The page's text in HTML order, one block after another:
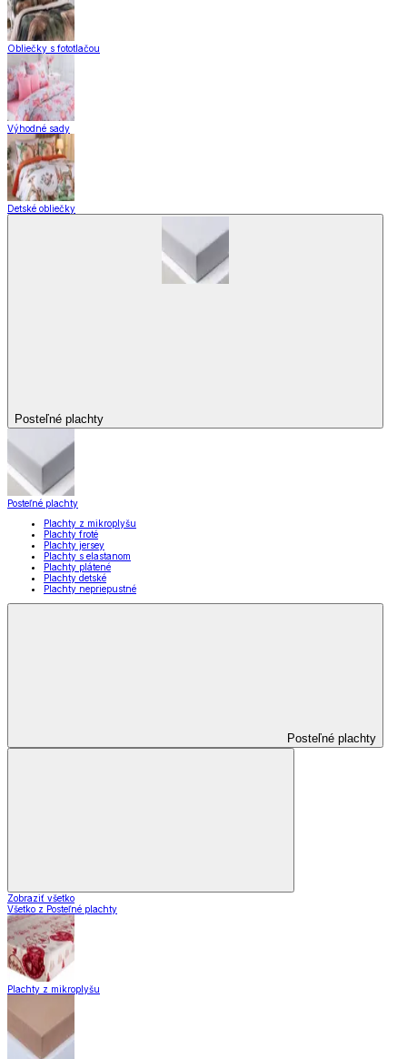
Obliečky s fototlačou
Výhodné sady
Detské obliečky
Posteľné plachty
Posteľné plachty
Plachty z mikroplyšu
Plachty froté
Plachty jersey
Plachty s elastanom
Plachty plátené
Plachty detské
Plachty nepriepustné
Posteľné plachty
Zobraziť všetko
Všetko z Posteľné plachty
Plachty z mikroplyšu